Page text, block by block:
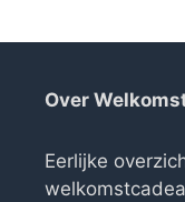
Over
Eerlijke